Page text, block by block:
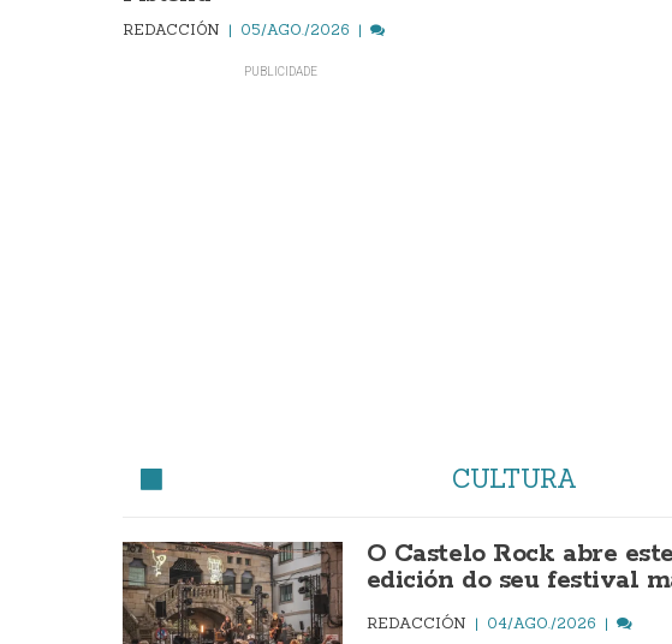
REDACCIÓN 05/AGO./2026
CULTURA
O Castelo Rock abre
edición do seu festival
REDACCIÓN 04/AGO./2026